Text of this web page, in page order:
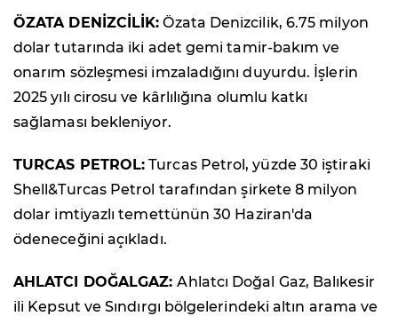
ÖZATA DENİZCİLİK: Özata Denizcilik, 6.75 milyon
dolar tutarında iki adet gemi tamir-bakım ve
onarım sözleşmesi imzaladığını duyurdu. İşlerin
2025 yılı cirosu ve kârlılığına olumlu katkı
sağlaması bekleniyor.
TURCAS PETROL: Turcas Petrol, yüzde 30 iştiraki
Shell&Turcas Petrol tarafından şirkete 8 milyon
dolar imtiyazlı temettünün 30 Haziran'da
ödeneceğini açıkladı.
AHLATCI DOĞALGAZ:Ahlatcı Doğal Gaz, Balıkesir
ili Kepsut ve Sındırgı bölgelerindeki altın arama ve